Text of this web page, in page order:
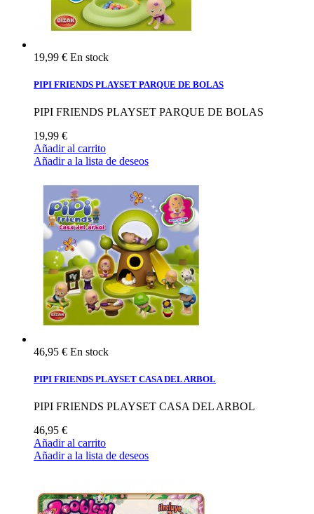
19,99 € En stock
PIPI FRIENDS PLAYSET PARQUE DE BOLAS
PIPI FRIENDS PLAYSET PARQUE DE BOLAS
19,99 €
Añadir al carrito
Añadir a la lista de deseos
46,95 € En stock
PIPI FRIENDS PLAYSET CASA DEL ARBOL
PIPI FRIENDS PLAYSET CASA DEL ARBOL
46,95 €
Añadir al carrito
Añadir a la lista de deseos